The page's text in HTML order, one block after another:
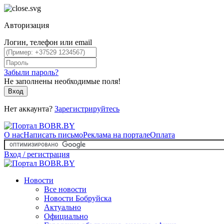
Авторизация
Логин, телефон или email
Забыли пароль?
Не заполнены необходимые поля!
Вход
Нет аккаунта? Зарегистрируйтесь
О насНаписать письмоРеклама на порталеОплата
Вход / регистрация
Новости
Все новости
Новости Бобруйска
Актуально
Официально